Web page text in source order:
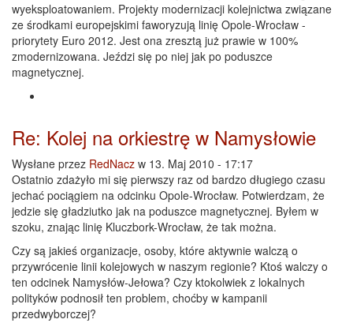
wyeksploatowaniem. Projekty modernizacji kolejnictwa związane
ze środkami europejskimi faworyzują linię Opole-Wrocław -
priorytety Euro 2012. Jest ona zresztą już prawie w 100%
zmodernizowana. Jeździ się po niej jak po poduszce
magnetycznej.
Re: Kolej na orkiestrę w Namysłowie
Wysłane przez RedNacz w 13. Maj 2010 - 17:17
Ostatnio zdażyło mi się pierwszy raz od bardzo długiego czasu
jechać pociągiem na odcinku Opole-Wrocław. Potwierdzam, że
jedzie się gładziutko jak na poduszce magnetycznej. Byłem w
szoku, znając linię Kluczbork-Wrocław, że tak można.
Czy są jakieś organizacje, osoby, które aktywnie walczą o
przywrócenie linii kolejowych w naszym regionie? Ktoś walczy o
ten odcinek Namysłów-Jełowa? Czy ktokolwiek z lokalnych
polityków podnosił ten problem, choćby w kampanii
przedwyborczej?